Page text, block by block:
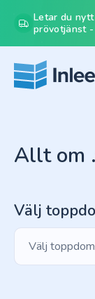
Letar du
prövotjänst
Allt om
Välj
Välj